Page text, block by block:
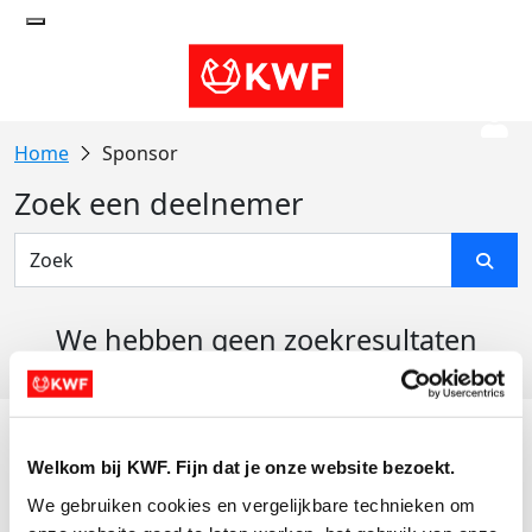
Welkom bij KWF. Fijn dat je onze website bezoekt.
We gebruiken cookies en vergelijkbare technieken om
Sponsor
Zoek een deelnemer
We hebben geen zoekresultaten
Actiematerialen
Evenementen